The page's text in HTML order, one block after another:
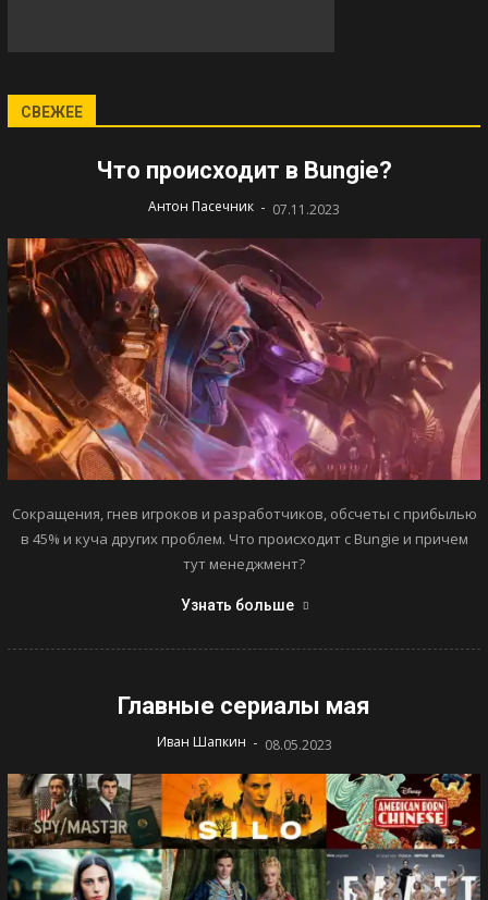
СВЕЖЕЕ
Что происходит в Bungie?
Антон Пасечник - 07.11.2023
Сокращения, гнев игроков и разработчиков, обсчеты с прибылью
в 45% и куча других проблем. Что происходит с Bungie и причем
тут менеджмент?
Узнать больше
Главные сериалы мая
Иван Шапкин - 08.05.2023